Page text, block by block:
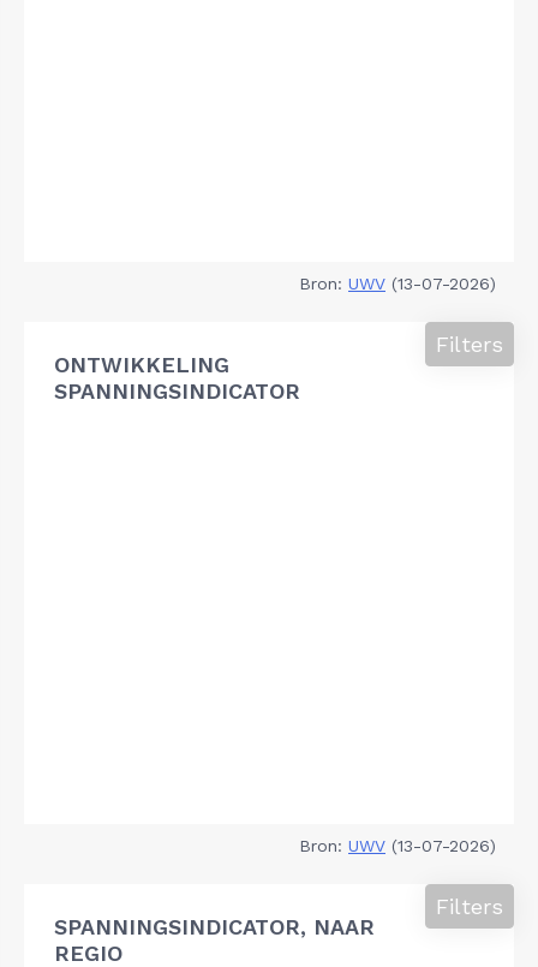
Bron: UWV (13-07-2026)
ONTWIKKELING
SPANNINGSINDICATOR
Filters
Bron: UWV (13-07-2026)
SPANNINGSINDICATOR, NAAR
REGIO
Filters